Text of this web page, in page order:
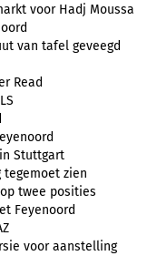
voor Hadj Moussa
van tafel geveegd
Read
Stuttgart
zien
twee posities
Feyenoord
voor aanstelling